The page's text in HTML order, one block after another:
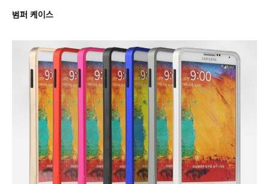
범퍼 케이스